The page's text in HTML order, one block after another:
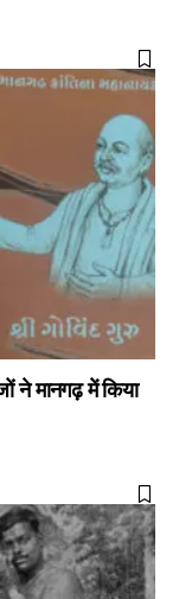
ने मानगढ़ में किया